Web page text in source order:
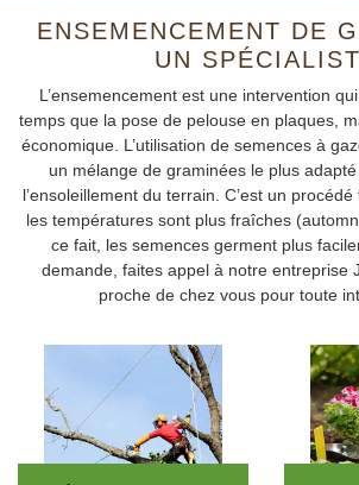
ENSEMENCEMENT DE
UN
L’ensemencement est une intervention
temps que la pose de pelouse en plaques,
économique. L’utilisation de semences à
un mélange de graminées le plus
l’ensoleillement du terrain. C’est un
les températures sont plus fraîches
ce fait, les semences germent plus
demande, faites appel à notre entreprise
proche de chez vous pour toute